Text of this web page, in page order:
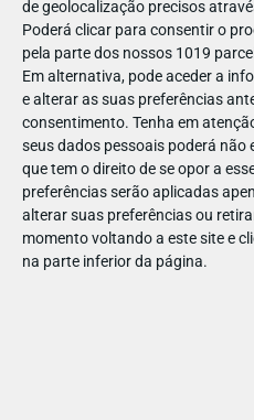
de geolocalização precisos
Poderá clicar para consentir o
pela parte dos nossos 1019
Em alternativa, pode aceder a
e alterar as suas preferências
consentimento. Tenha em
seus dados pessoais poderá não
que tem o direito de se opor a
preferências serão aplicadas
alterar suas preferências ou
momento voltando a este site e
na parte inferior da página.